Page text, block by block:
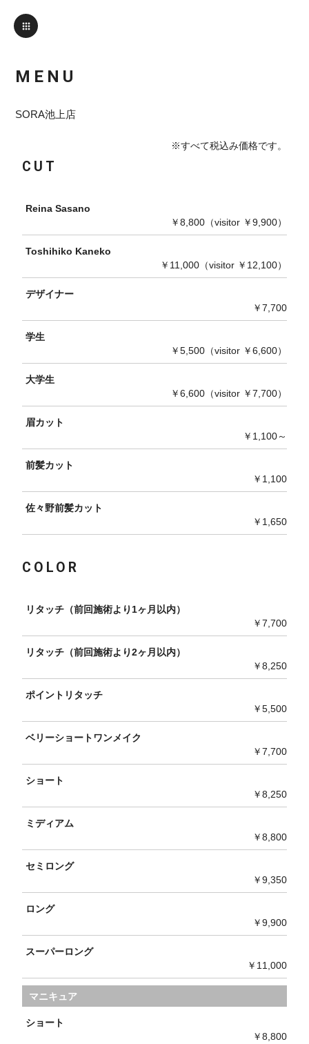
MENU
SORA池上店
※すべて税込み価格です。
CUT
Reina Sasano
￥8,800（visitor ￥9,900）
Toshihiko Kaneko
￥11,000（visitor ￥12,100）
デザイナー
￥7,700
学生
￥5,500（visitor ￥6,600）
大学生
￥6,600（visitor ￥7,700）
眉カット
￥1,100～
前髪カット
￥1,100
佐々野前髪カット
￥1,650
COLOR
リタッチ（前回施術より1ヶ月以内）
￥7,700
リタッチ（前回施術より2ヶ月以内）
￥8,250
ポイントリタッチ
￥5,500
ベリーショートワンメイク
￥7,700
ショート
￥8,250
ミディアム
￥8,800
セミロング
￥9,350
ロング
￥9,900
スーパーロング
￥11,000
マニキュア
ショート
￥8,800